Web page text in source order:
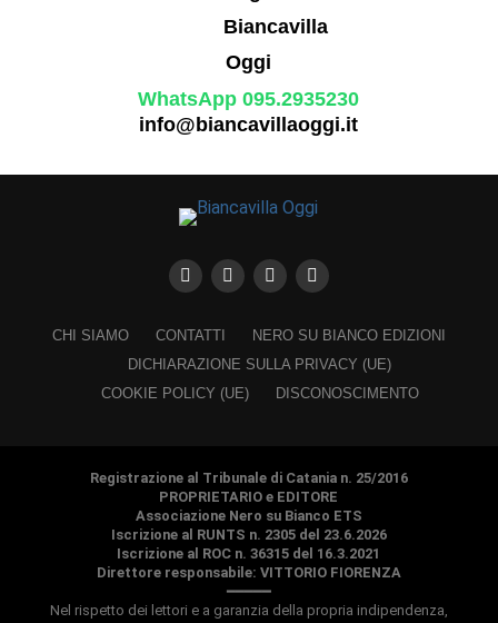
WhatsApp 095.2935230
info@biancavillaoggi.it
CHI SIAMO CONTATTI
NERO SU BIANCO EDIZIONI
DICHIARAZIONE SULLA PRIVACY (UE)
COOKIE POLICY (UE)
DISCONOSCIMENTO
Registrazione al Tribunale di Catania n. 25/2016
PROPRIETARIO e EDITORE
Associazione Nero su Bianco ETS
Iscrizione al RUNTS n. 2305 del 23.6.2026
Iscrizione al ROC n. 36315 del 16.3.2021
Direttore responsabile: VITTORIO FIORENZA
━━━━━
Nel rispetto dei lettori e a garanzia della propria indipendenza,